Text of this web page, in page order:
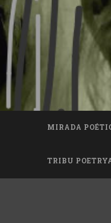
Skip
to
content
Search
MIRADA
TRIBU